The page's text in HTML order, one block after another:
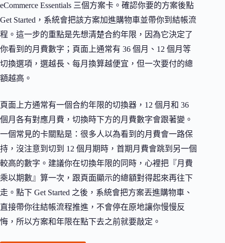
eCommerce Essentials 三個方案卡。確認你要的方案後點
Get Started，系統會把該方案加進購物車並帶你到結帳流
程。這一步的重點是先想清楚合約年限，因為它決定了
你看到的月費數字；頁面上通常有 36 個月、12 個月等
切換選項，選越長、每月換算越便宜，但一次要付的總
額越高。
頁面上方通常有一個合約年限的切換器，12 個月和 36
個月各有對應月費，切換時下方的月費數字會跟著變。
一個常見的卡關點是：很多人以為看到的月費會一路保
持，沒注意到切到 12 個月期時，首期月費會跳到另一個
較高的數字。建議你在切換年限的同時，心裡把『月費
乘以期數』算一次，跟頁面顯示的總額對得起來再往下
走。點下 Get Started 之後，系統會把方案丟進購物車、
直接帶你往結帳流程推進，不會停在原地讓你慢慢反
悔，所以方案和年限在點下去之前就要敲定。